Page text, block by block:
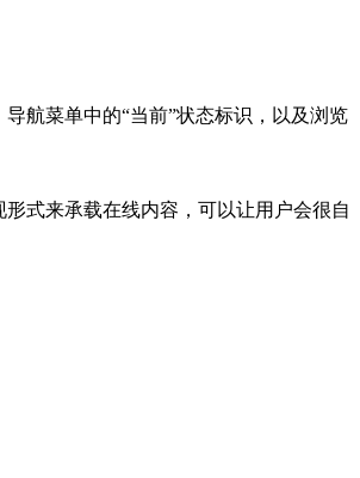
航菜单中的“当前”状态标识，以及浏览
式来承载在线内容，可以让用户会很自